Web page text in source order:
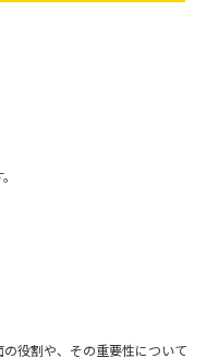
の役割や、 その重要性について